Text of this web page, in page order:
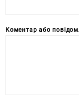
Коментар або